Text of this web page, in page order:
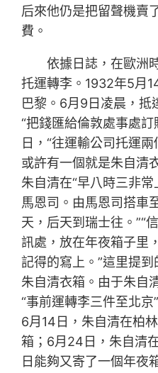
后來他仍是把留聲機賣
費。
依據日誌，在歐洲
托運轉李。1932年5月
巴黎。6月9日凌晨，抵
“把錢匯給倫敦處事處
日，“往運輸公司托運
或許有一個就是朱自清
朱自清在“早八時三非常
馬恩司。由馬恩司搭車
天，后天到瑞士往。”“
訊處，放在年夜箱子里
記得的寫上。”這里提
朱自清衣箱。由于朱自
“事前運轉李三件至北
6月14日，朱自清在柏
箱；6月24日，朱自清
日能夠又寄了一個年夜